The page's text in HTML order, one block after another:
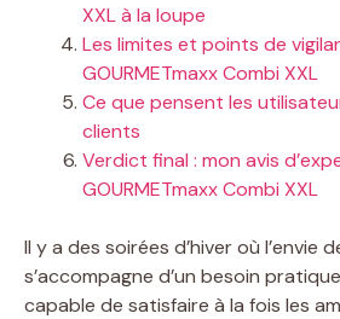
XXL à la loupe
Les limites et points de
GOURMETmaxx Combi XXL
Ce que pensent les
clients
Verdict final : mon avis
GOURMETmaxx Combi XXL
Il y a des soirées d’hiver où l’envie
s’accompagne d’un besoin
capable de satisfaire à la fois les